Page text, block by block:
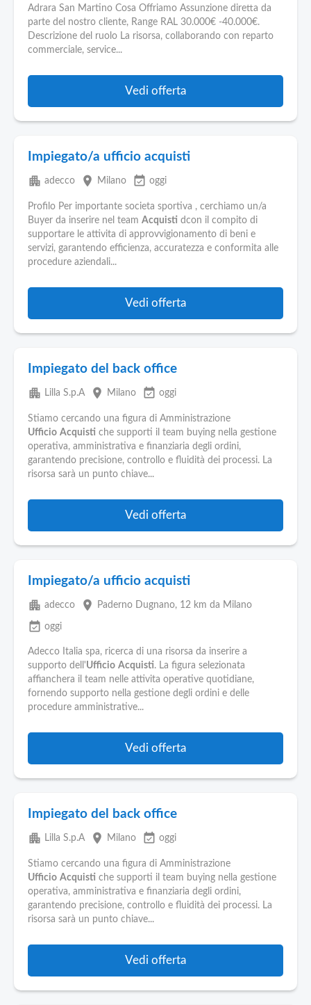
Adrara San Martino Cosa Offriamo Assunzione diretta da
parte del nostro cliente, Range RAL 30.000€ -40.000€.
Descrizione del ruolo La risorsa, collaborando con reparto
commerciale, service...
Vedi offerta
Impiegato/a ufficio acquisti
apartment adecco place Milano event_available oggi
Profilo Per importante societa sportiva , cerchiamo un/a
Buyer da inserire nel team Acquisti dcon il compito di
supportare le attivita di approvvigionamento di beni e
servizi, garantendo efficienza, accuratezza e conformita alle
procedure aziendali...
Vedi offerta
Impiegato del back office
apartment Lilla S.p.A place Milano event_available oggi
Stiamo cercando una figura di Amministrazione
Ufficio Acquisti che supporti il team buying nella gestione
operativa, amministrativa e finanziaria degli ordini,
garantendo precisione, controllo e fluidità dei processi. La
risorsa sarà un punto chiave...
Vedi offerta
Impiegato/a ufficio acquisti
apartment adecco place Paderno Dugnano, 12 km da Milano
event_available oggi
Adecco Italia spa, ricerca di una risorsa da inserire a
supporto dell'Ufficio Acquisti. La figura selezionata
affianchera il team nelle attivita operative quotidiane,
fornendo supporto nella gestione degli ordini e delle
procedure amministrative...
Vedi offerta
Impiegato del back office
apartment Lilla S.p.A place Milano event_available oggi
Stiamo cercando una figura di Amministrazione
Ufficio Acquisti che supporti il team buying nella gestione
operativa, amministrativa e finanziaria degli ordini,
garantendo precisione, controllo e fluidità dei processi. La
risorsa sarà un punto chiave...
Vedi offerta